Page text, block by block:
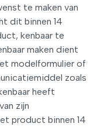
te maken van
dit binnen 14
kenbaar te
maken dient
modelformulier of
zoals
heeft
zijn
product binnen 14